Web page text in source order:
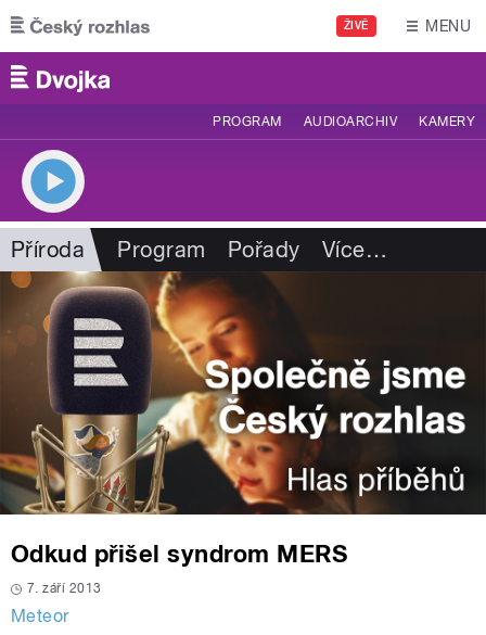
Přejít k hlavnímu obsahu
ŽIVĚ MENU
PROGRAM AUDIOARCHIV KAMERY
Příroda Program Pořady Více…
Odkud přišel syndrom MERS
7. září 2013
Meteor